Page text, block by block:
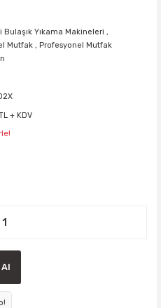
Bulaşık Yıkama Makineleri ,
Mutfak , Profesyonel Mutfak
+ KDV